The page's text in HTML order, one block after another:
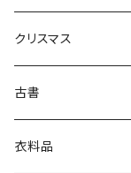
芸術・絵画・写真
絵本・児童書
娯楽・エンターテインメン
クリスマス
古書
古書セット
衣料品